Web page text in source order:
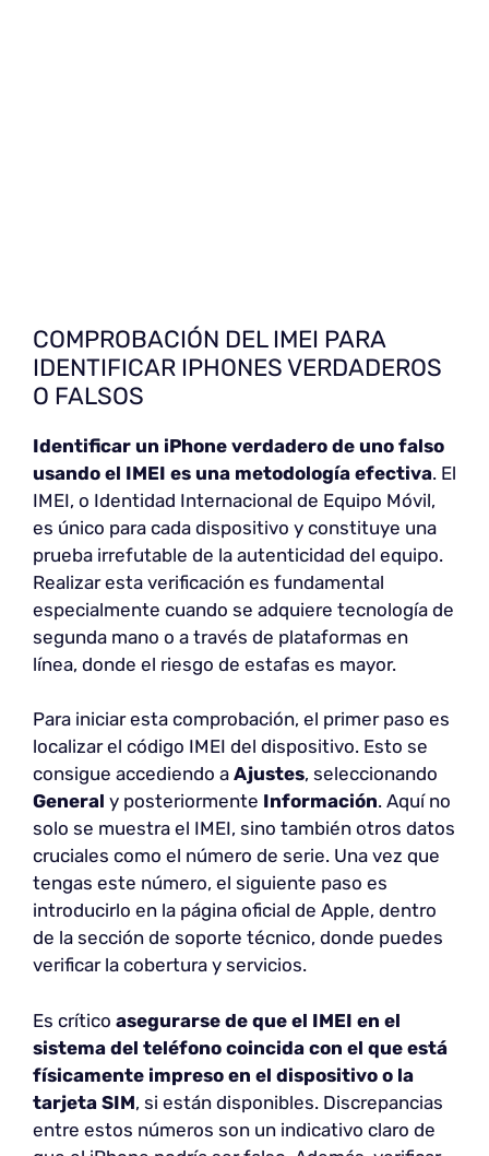
COMPROBACIÓN DEL IMEI PARA
IDENTIFICAR IPHONES VERDADEROS
O FALSOS
Identificar un iPhone verdadero de uno falso
usando el IMEI es una metodología efectiva. El
IMEI, o Identidad Internacional de Equipo Móvil,
es único para cada dispositivo y constituye una
prueba irrefutable de la autenticidad del equipo.
Realizar esta verificación es fundamental
especialmente cuando se adquiere tecnología de
segunda mano o a través de plataformas en
línea, donde el riesgo de estafas es mayor.
Para iniciar esta comprobación, el primer paso es
localizar el código IMEI del dispositivo. Esto se
consigue accediendo a Ajustes, seleccionando
General y posteriormente Información. Aquí no
solo se muestra el IMEI, sino también otros datos
cruciales como el número de serie. Una vez que
tengas este número, el siguiente paso es
introducirlo en la página oficial de Apple, dentro
de la sección de soporte técnico, donde puedes
verificar la cobertura y servicios.
Es crítico asegurarse de que el IMEI en el
sistema del teléfono coincida con el que está
físicamente impreso en el dispositivo o la
tarjeta SIM, si están disponibles. Discrepancias
entre estos números son un indicativo claro de